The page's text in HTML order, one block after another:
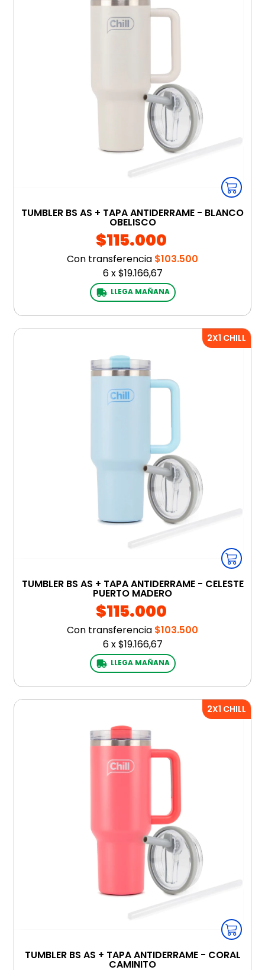
TUMBLER BS AS + TAPA ANTIDERRAME - BLANCO
OBELISCO
$115.000
Con transferencia $103.500
6x$19.166,67
LLEGA MAÑANA
2X1 CHILL
TUMBLER BS AS + TAPA ANTIDERRAME - CELESTE
PUERTO MADERO
$115.000
Con transferencia $103.500
6x$19.166,67
LLEGA MAÑANA
2X1 CHILL
TUMBLER BS AS + TAPA ANTIDERRAME - CORAL
CAMINITO